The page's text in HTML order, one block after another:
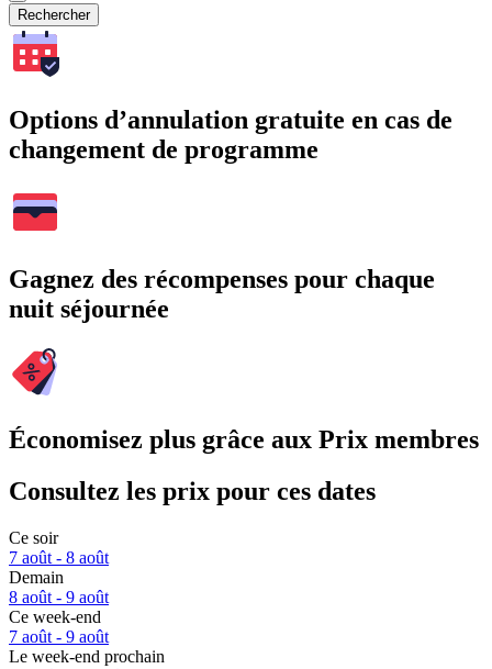
Rechercher
Options d’annulation gratuite en cas de
changement de programme
Gagnez des récompenses pour chaque
nuit séjournée
Économisez plus grâce aux Prix membres
Consultez les prix pour ces dates
Ce soir
7 août - 8 août
Demain
8 août - 9 août
Ce week-end
7 août - 9 août
Le week-end prochain